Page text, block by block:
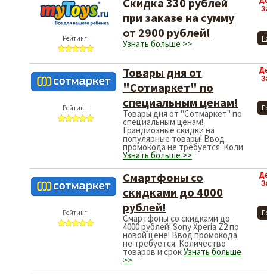
Рейтинг:
при заказе на сумму
от 2900 рублей!
Узнать больше >>
Рейтинг:
Товары дня от
"Сотмаркет" по
специальным ценам!
Товары дня от "Сотмаркет" по
специальным ценам!
Грандиозные скидки на
популярные товары! Ввод
промокода не требуется. Коли
Узнать больше >>
Рейтинг:
Смартфоны со
скидками до 4000
рублей!
Смартфоны со скидками до
4000 рублей! Sony Xperia Z2 по
новой цене! Ввод промокода
не требуется. Количество
товаров и срокУзнать больше
>>